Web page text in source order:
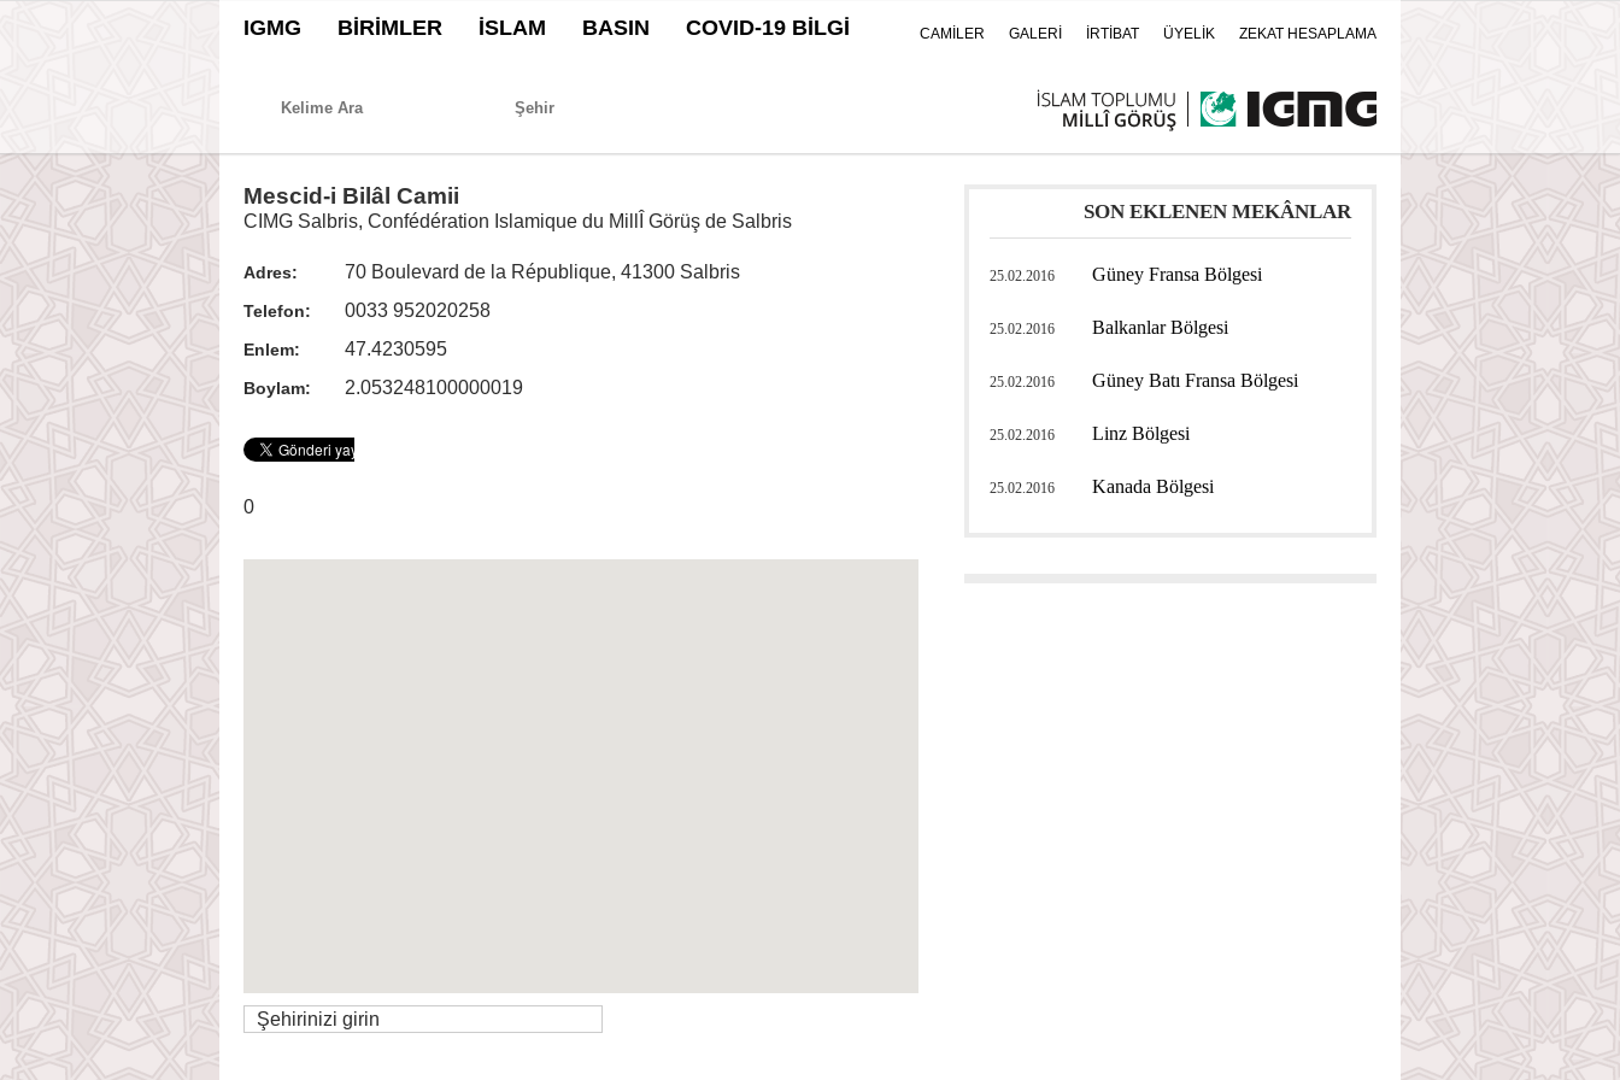
IGMG BİRİMLER İSLAM BASIN COVID-19 BİLGİ CAMİLER GALERİ İRTİBAT ÜYELİK ZEKAT HESAPLAMA
Mescid-i Bilâl Camii
CIMG Salbris, Confédération Islamique du MillÎ Görüş de Salbris
Adres: 70 Boulevard de la République, 41300 Salbris
Telefon: 0033 952020258
Enlem: 47.4230595
Boylam: 2.053248100000019
0
SON EKLENEN MEKÂNLAR
25.02.2016 Güney Fransa Bölgesi
25.02.2016 Balkanlar Bölgesi
25.02.2016 Güney Batı Fransa Bölgesi
25.02.2016 Linz Bölgesi
25.02.2016 Kanada Bölgesi